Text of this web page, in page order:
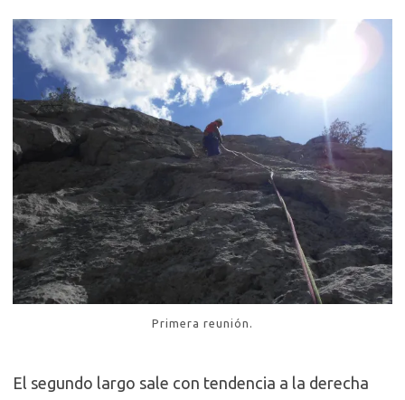
Primera reunión.
El segundo largo sale con tendencia a la derecha